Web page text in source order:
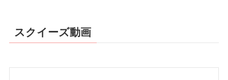
スクイーズ動画